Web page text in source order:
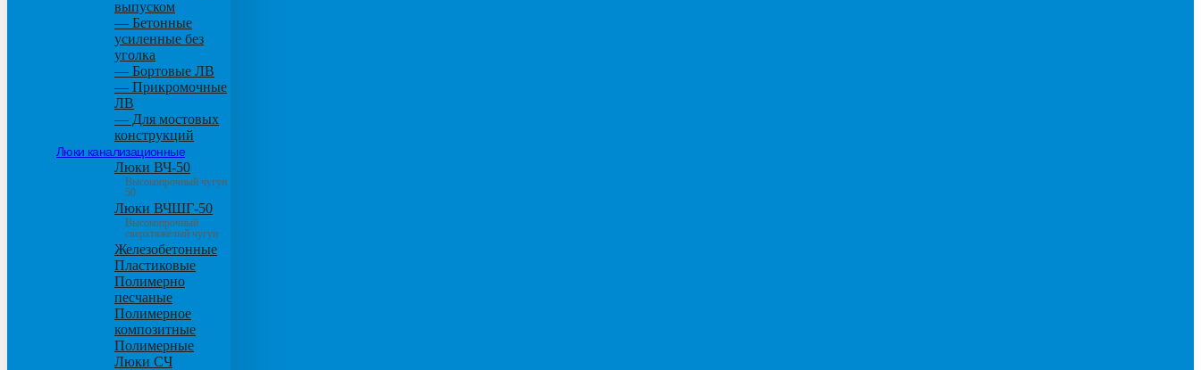
выпуском
— Бетонные
усиленные без
уголка
— Бортовые ЛВ
— Прикромочные
ЛВ
— Для мостовых
конструкций
Люки канализационные
Люки ВЧ-50
Высокопрочный чугун
50
Люки ВЧШГ-50
Высокопрочный
сверхтяжелый чугун
Железобетонные
Пластиковые
Полимерно
песчаные
Полимерное
композитные
Полимерные
Люки СЧ